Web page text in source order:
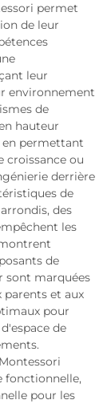
permet
de leur
leur
environnement
de
hauteur
permettant
croissance ou
derrière
de
des
les
de
sont marquées
parents et aux
pour
de
fonctionnelle,
pour les